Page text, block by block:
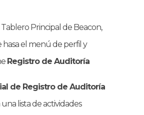
Principal de Beacon,
el menú de perfil y
Registro de Auditoría
de Registro de Auditoría
lista de actividades